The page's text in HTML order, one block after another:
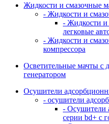
Жидкости и смазочные
- Жидкости и
- Жидкости и
легковые
- Жидкости и
компрессора
Осветительные мачты с
генератором
Осушители
- осушители
- Осушители
серии bd+ с